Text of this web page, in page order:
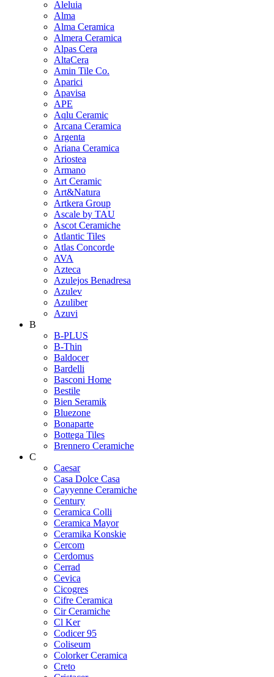
Aleluia
Alma
Alma Ceramica
Almera Ceramica
Alpas Cera
AltaCera
Amin Tile Co.
Aparici
Apavisa
APE
Aqlu Ceramic
Arcana Ceramica
Argenta
Ariana Ceramica
Ariostea
Armano
Art Ceramic
Art&Natura
Artkera Group
Ascale by TAU
Ascot Ceramiche
Atlantic Tiles
Atlas Concorde
AVA
Azteca
Azulejos Benadresa
Azulev
Azuliber
Azuvi
B
B-PLUS
B-Thin
Baldocer
Bardelli
Basconi Home
Bestile
Bien Seramik
Bluezone
Bonaparte
Bottega Tiles
Brennero Ceramiche
C
Caesar
Casa Dolce Casa
Cayyenne Ceramiche
Century
Ceramica Colli
Ceramica Mayor
Ceramika Konskie
Cercom
Cerdomus
Cerrad
Cevica
Cicogres
Cifre Ceramica
Cir Ceramiche
Cl Ker
Codicer 95
Coliseum
Colorker Ceramica
Creto